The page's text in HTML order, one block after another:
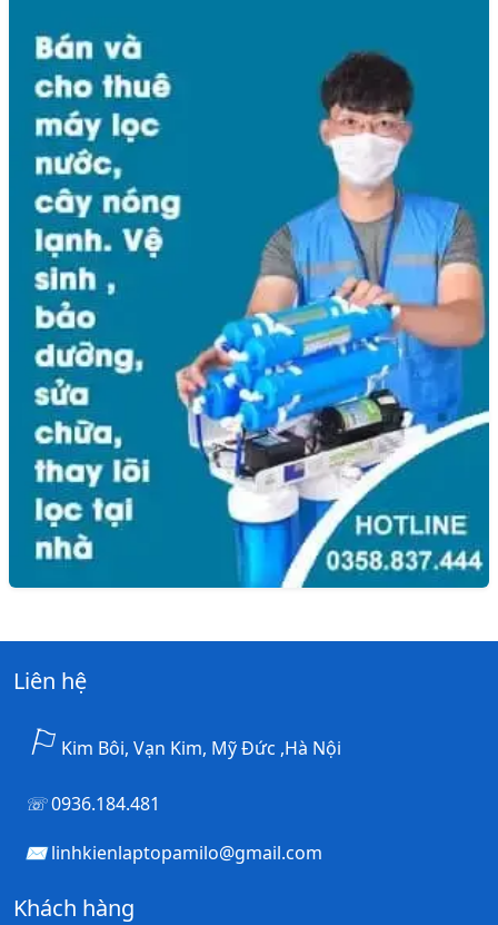
Liên hệ
Kim Bôi, Vạn Kim, Mỹ Đức ,Hà Nội
0936.184.481
linhkienlaptopamilo@gmail.com
Khách hàng